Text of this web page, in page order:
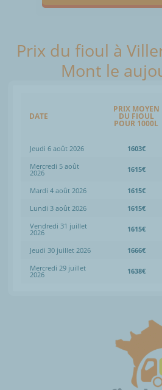
Prix du fioul à
Mont le
DATE
PRIX MOYEN
DU FIOUL
POUR 1000L
Jeudi 6 août 2026 1603€
Mercredi 5 août
2026 1615€
Mardi 4 août 2026 1615€
Lundi 3 août 2026
1615€
Vendredi 31 juillet
2026 1615€
Jeudi 30 juillet 2026 1666€
Mercredi 29 juillet
2026 1638€